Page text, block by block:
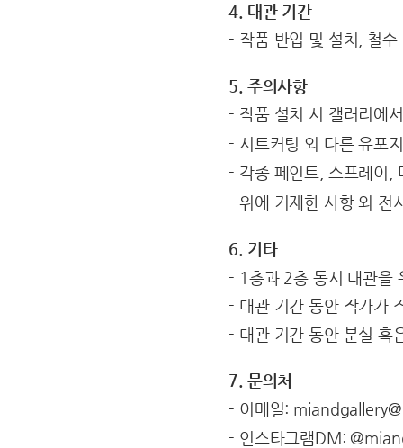
4. 대관 기간
- 작품 반입 및 설치, 철
5. 주의사항
- 작품 설치 시 갤러리에
- 시트커팅 외 다른 유포
- 각종 페인트, 스프레이,
- 위에 기재한 사항 외 전
6. 기타
- 1층과 2층 동시 대관을
- 대관 기간 동안 작가가
- 대관 기간 동안 분실 혹
7. 문의처
- 이메일:
- 인스타그램DM: